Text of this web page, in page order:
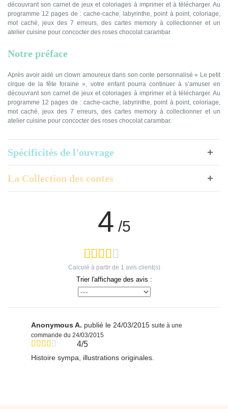
découvrant son carnet de jeux et coloriages à imprimer et à télécharger. Au
programme 12 pages de : cache-cache, labyrinthe, point à point, coloriage,
mot caché, jeux des 7 erreurs, des cartes memory à collectionner et un
atelier cuisine pour concocter des roses chocolat carambar.
Notre préface
Après avoir aidé un clown amoureux dans son conte personnalisé « Le petit
cirque de la fête foraine », votre enfant pourra continuer à s’amuser en
découvrant son carnet de jeux et coloriages à imprimer et à télécharger. Au
programme 12 pages de : cache-cache, labyrinthe, point à point, coloriage,
mot caché, jeux des 7 erreurs, des cartes memory à collectionner et un
atelier cuisine pour concocter des roses chocolat carambar.
Spécificités de l'ouvrage
La Collection des contes
4 /5
Calculé à partir de 1 avis client(s)
Trier l'affichage des avis :
Anonymous A. publié le 24/03/2015 suite à une
commande du 24/03/2015
4/5
Histoire sympa, illustrations originales.